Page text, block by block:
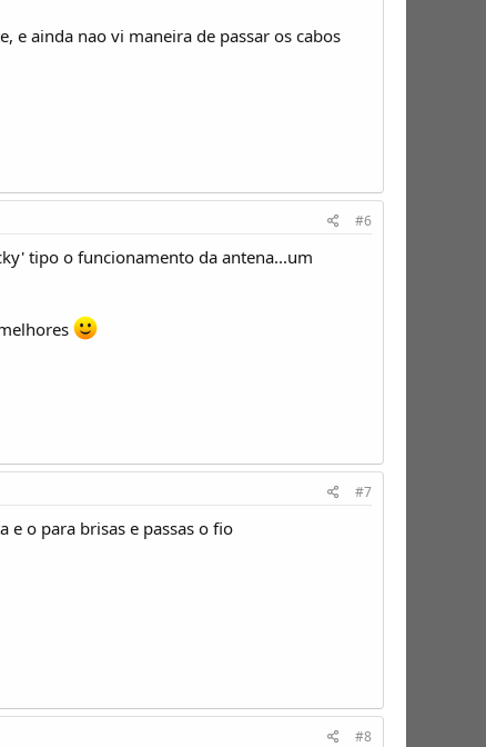
e ainda nao vi maneira de passar os cabos
#6
tipo o funcionamento da antena...um
#7
e o para brisas e passas o fio
#8